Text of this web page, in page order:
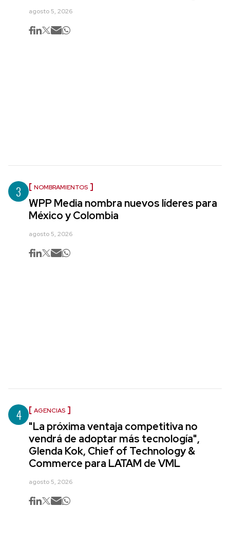
agosto 5, 2026
3 NOMBRAMIENTOS
WPP Media nombra nuevos líderes para
México y Colombia
agosto 5, 2026
4 AGENCIAS
"La próxima ventaja competitiva no
vendrá de adoptar más tecnología",
Glenda Kok, Chief of Technology &
Commerce para LATAM de VML
agosto 5, 2026